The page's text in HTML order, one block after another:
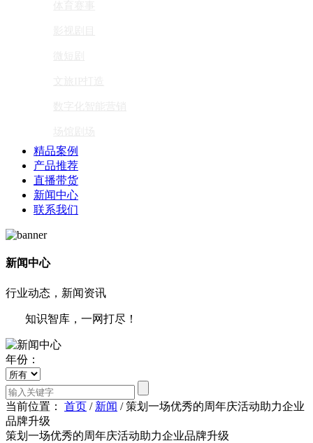
精品案例
产品推荐
直播带货
新闻中心
联系我们
新闻中心
行业动态，新闻资讯
知识智库，一网打尽！
年份：
当前位置： 首页 / 新闻 /策划一场优秀的周年庆活动助力企业
品牌升级
策划一场优秀的周年庆活动助力企业品牌升级